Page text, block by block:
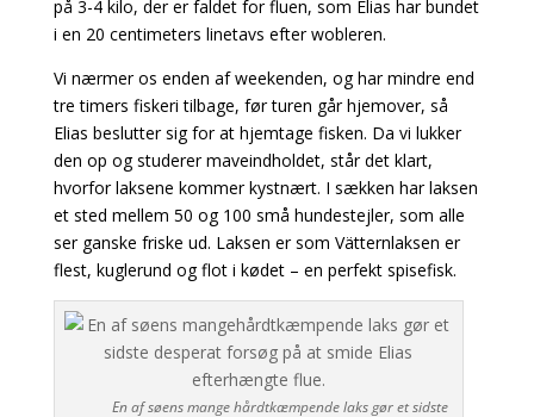
på 3-4 kilo, der er faldet for fluen, som Elias har bundet
i en 20 centimeters linetavs efter wobleren.
Vi nærmer os enden af weekenden, og har mindre end
tre timers fiskeri tilbage, før turen går hjemover, så
Elias beslutter sig for at hjemtage fisken. Da vi lukker
den op og studerer maveindholdet, står det klart,
hvorfor laksene kommer kystnært. I sækken har laksen
et sted mellem 50 og 100 små hundestejler, som alle
ser ganske friske ud. Laksen er som Vätternlaksen er
flest, kuglerund og flot i kødet – en perfekt spisefisk.
En af søens mange hårdtkæmpende laks gør et sidste